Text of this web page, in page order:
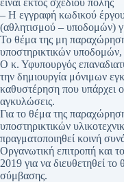
είναι εκτός σχεδίου πόλης
– Η εγγραφή κωδικού
(αθλητισμού – υποδομών)
Το θέμα της μη
υποστηρικτικών
Ο κ. Υφυπουργός
την δημιουργία μόνιμων
καθυστέρηση που υπάρχει
αγκυλώσεις.
Για το θέμα της
υποστηρικτικών
πραγματοποιηθεί κοινή
Οργανωτική επιτροπή και
2019 για να διευθετηθεί
σύμβασης.